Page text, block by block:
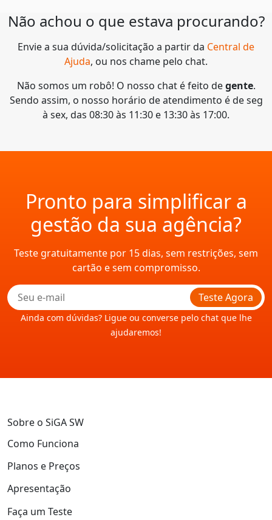
Não achou o que estava procurando?
Envie a sua dúvida/solicitação a partir da Central de
Ajuda, ou nos chame pelo chat.
Não somos um robô! O nosso chat é feito degente.
Sendo assim, o nosso horário de atendimento é de seg
à sex, das 08:30 às 11:30 e 13:30 às 17:00.
Pronto para simplificar a
gestão da sua agência?
Teste gratuitamente por 15 dias, sem restrições, sem
cartão e sem compromisso.
Teste Agora
Ainda com dúvidas? Ligue ou converse pelo chat que lhe
ajudaremos!
Sobre o SiGA SW
Como Funciona
Planos e Preços
Apresentação
Faça um Teste